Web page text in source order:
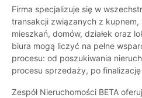
Firma specjalizuje się w
transakcji związanych z kupnem,
mieszkań, domów, działek oraz
biura mogą liczyć na pełne
procesu: od poszukiwania
procesu sprzedaży, po
Zespół Nieruchomości BETA